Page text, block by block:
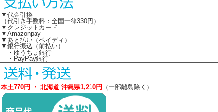
▼代金引換
（代引き手数料：全国一律330円）
▼クレジットカード
▼Amazonpay
▼あと払い（ペイディ）
▼銀行振込（前払い）
・ゆうちょ銀行
・PayPay銀行
本土770円 ・ 北海道 沖縄県1,210円 （一部離島除く）